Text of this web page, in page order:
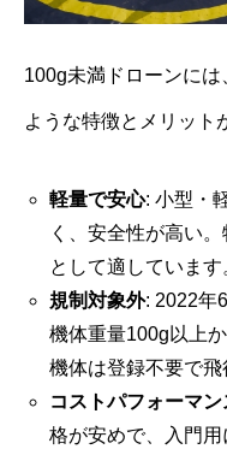
100g未満ドローンに
ような特徴とメリット
軽量で安心: 小型・
く、安全性が高い
として適しています
規制対象外: 2022年
機体重量100g以上
機体は登録不要で飛
コストパフォーマン
格が安めで、入門